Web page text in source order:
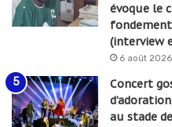
évoque le
(interview
6 août 2026
Concert
au stade